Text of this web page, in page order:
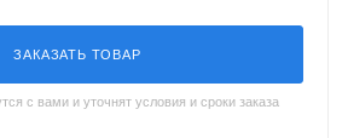
ЗАКАЗАТЬ ТОВАР
с вами и уточнят условия и сроки заказа